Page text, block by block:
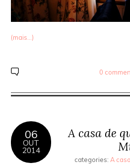
(mais…)
0
06
OUT
2014
A casa de
categories: A